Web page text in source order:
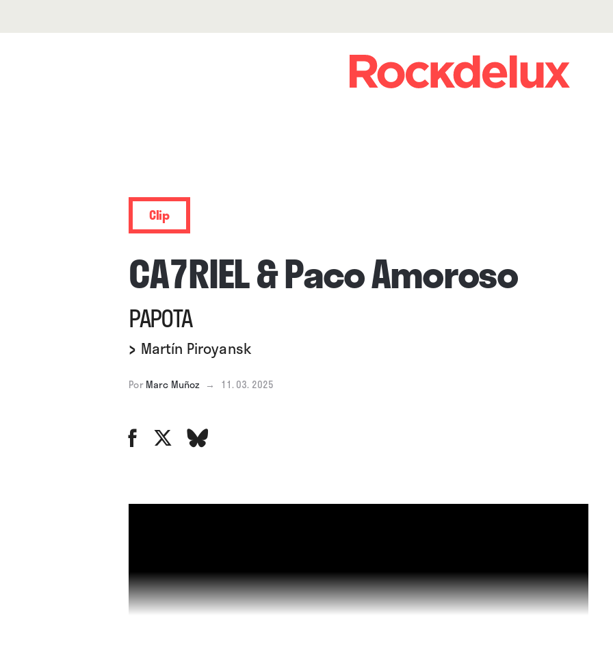
Clip
CA7RIEL & Paco Amoroso
PAPOTA
› Martín Piroyansk
Por Marc Muñoz → 11. 03. 2025